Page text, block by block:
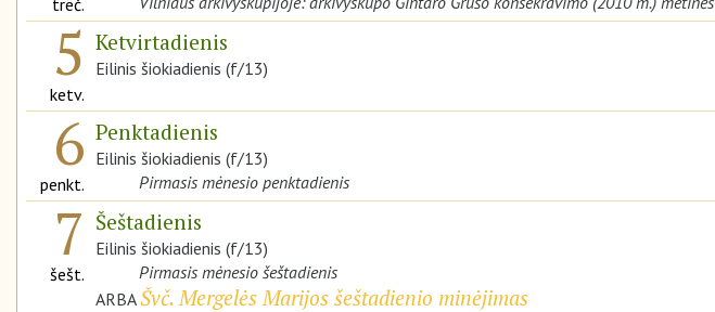
5
ketv.
Ketvirtadienis
Eilinis šiokiadienis (f/13)
6
penkt.
Penktadienis
Eilinis šiokiadienis (f/13)
Pirmasis mėnesio penktadienis
7
šešt.
Šeštadienis
Eilinis šiokiadienis (f/13)
Pirmasis mėnesio šeštadienis
ARBAŠvč. Mergelės Marijos šeštadienio minėjimas